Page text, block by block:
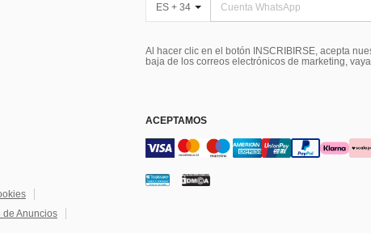
ES + 34
Al hacer clic en el botón INSCRIBIRSE, acepta
baja de los correos electrónicos de marketing,
ACEPTAMOS
de Anuncios